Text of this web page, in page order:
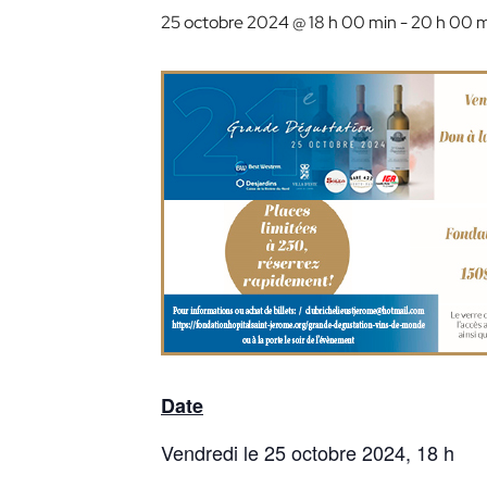
25 octobre 2024 @ 18 h 00 min-20 h 00
Date
Vendredi le 25 octobre 2024, 18 h